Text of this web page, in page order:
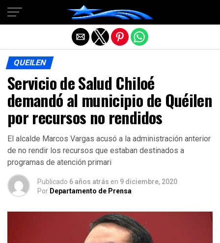
QUEILEN
Servicio de Salud Chiloé
demandó al municipio de Quéilen
por recursos no rendidos
El alcalde Marcos Vargas acusó a la administración anterior
de no rendir los recursos que estaban destinados a
programas de atención primari
Publicado 6 años atrás en 9 diciembre, 2020
Por Departamento de Prensa
Salir de la versión móvil